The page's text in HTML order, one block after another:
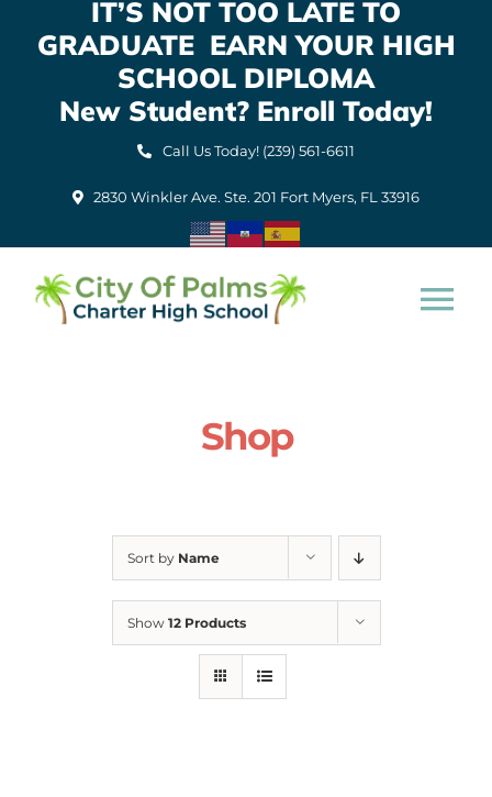
IT’S NOT TOO LATE TO
GRADUATE EARN YOUR HIGH
SCHOOL DIPLOMA
New Student? Enroll Today!
Call Us Today! (239) 561-6611
2830 Winkler Ave. Ste. 201 Fort Myers, FL 33916
For Parents
Contact Us
Shop
Sort by Name
Show 12 Products